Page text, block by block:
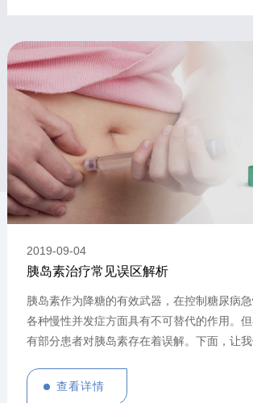
2019-09-04
胰岛素治疗常见误区解析
胰岛素作为降糖的有效武器，在控制糖尿病
各种慢性并发症方面具有不可替代的作用。但
有部分患者对胰岛素存在着误解。下面，让
查看详情